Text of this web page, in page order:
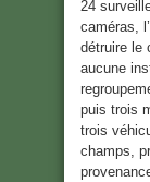
24
caméras,
détruire le
aucune
puis trois
trois
champs,